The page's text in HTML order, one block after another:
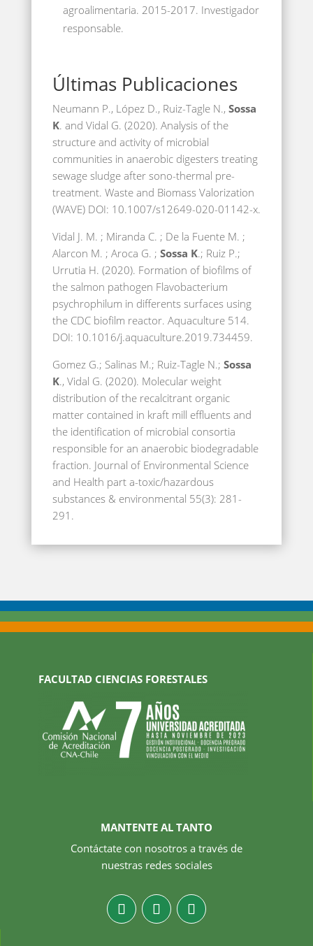
agroalimentaria. 2015-2017. Investigador
responsable.
Últimas Publicaciones
Neumann P., López D., Ruiz-Tagle N., Sossa
K. and Vidal G. (2020). Analysis of the
structure and activity of microbial
communities in anaerobic digesters treating
sewage sludge after sono-thermal pre-
treatment. Waste and Biomass Valorization
(WAVE) DOI: 10.1007/s12649-020-01142-x.
Vidal J. M. ; Miranda C. ; De la Fuente M. ;
Alarcon M. ; Aroca G. ; Sossa K.; Ruiz P.;
Urrutia H. (2020). Formation of biofilms of
the salmon pathogen Flavobacterium
psychrophilum in differents surfaces using
the CDC biofilm reactor. Aquaculture 514.
DOI: 10.1016/j.aquaculture.2019.734459.
Gomez G.; Salinas M.; Ruiz-Tagle N.; Sossa
K., Vidal G. (2020). Molecular weight
distribution of the recalcitrant organic
matter contained in kraft mill effluents and
the identification of microbial consortia
responsible for an anaerobic biodegradable
fraction. Journal of Environmental Science
and Health part a-toxic/hazardous
substances & environmental 55(3): 281-
291.
FACULTAD CIENCIAS FORESTALES
MANTENTE AL TANTO
Contáctate con nosotros a través de
nuestras redes sociales